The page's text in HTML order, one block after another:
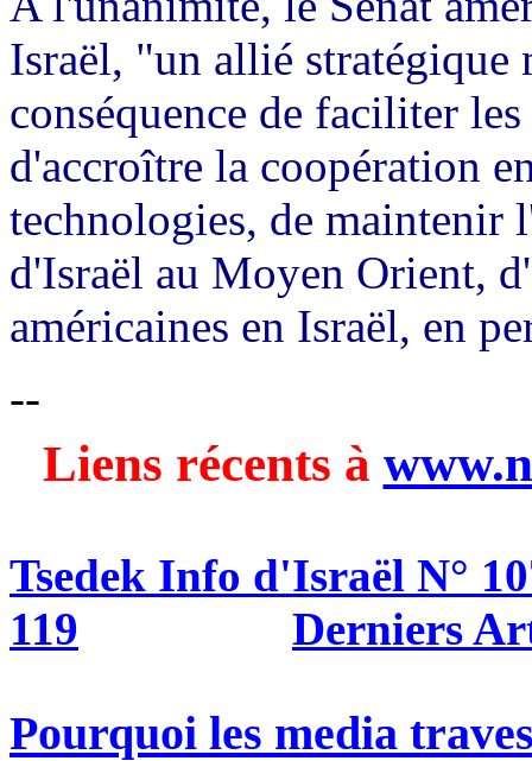
Israël, "un allié stratégique
conséquence de faciliter
d'accroître la coopération
technologies, de
d'Israël au Moyen Orient,
américaines en Israël, en
--
Liens récents à
Tsedek Info d'Israël N°
119
Derniers
Pourquoi les media